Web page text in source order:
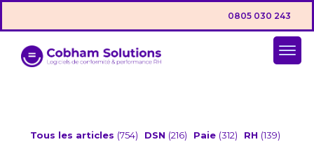
0805 030 243
Tous les articles (754) DSN (216) Paie (312) RH (139)